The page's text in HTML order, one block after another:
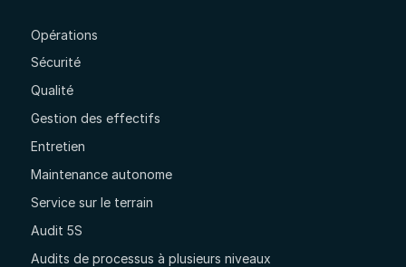
Opérations
Sécurité
Qualité
Gestion des effectifs
Entretien
Maintenance autonome
Service sur le terrain
Audit 5S
Audits de processus à plusieurs niveaux